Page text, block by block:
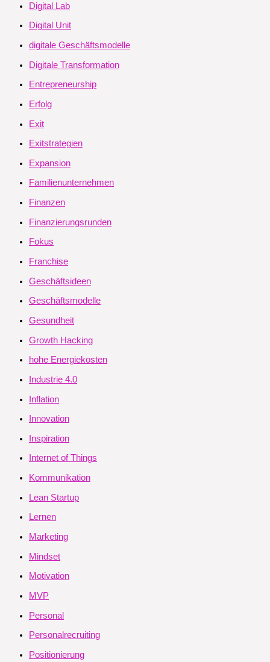
Digital Lab
Digital Unit
digitale Geschäftsmodelle
Digitale Transformation
Entrepreneurship
Erfolg
Exit
Exitstrategien
Expansion
Familienunternehmen
Finanzen
Finanzierungsrunden
Fokus
Franchise
Geschäftsideen
Geschäftsmodelle
Gesundheit
Growth Hacking
hohe Energiekosten
Industrie 4.0
Inflation
Innovation
Inspiration
Internet of Things
Kommunikation
Lean Startup
Lernen
Marketing
Mindset
Motivation
MVP
Personal
Personalrecruiting
Positionierung